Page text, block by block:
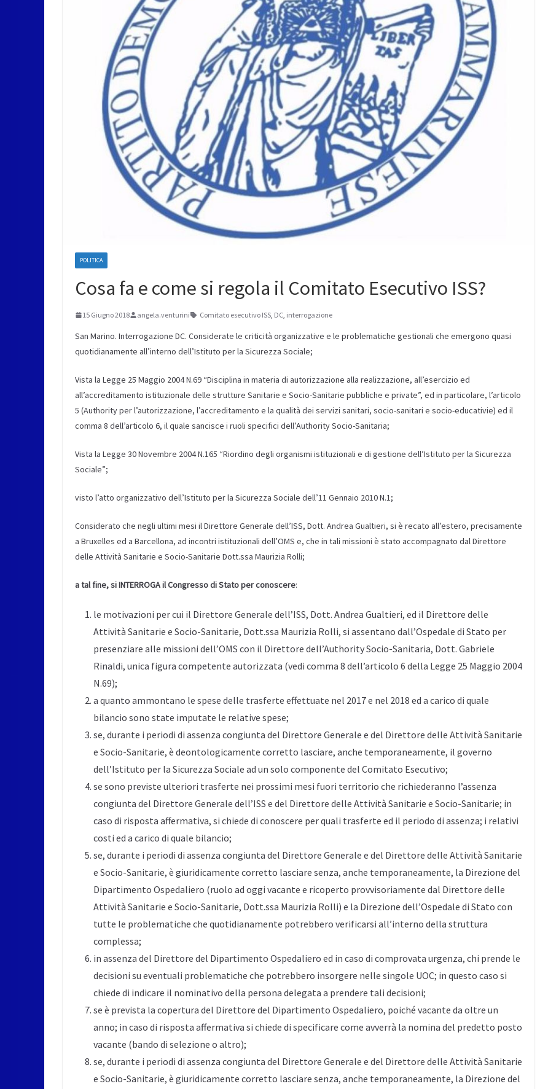
POLITICA
Cosa fa e come si regola il Comitato Esecutivo ISS?
15 Giugno 2018 angela.venturini Comitato esecutivo ISS, DC, interrogazione
San Marino. Interrogazione DC. Considerate le criticità organizzative e le problematiche gestionali che emergono quasi
quotidianamente all’interno dell’Istituto per la Sicurezza Sociale;
Vista la Legge 25 Maggio 2004 N.69 “Disciplina in materia di autorizzazione alla realizzazione, all’esercizio ed
all’accreditamento istituzionale delle strutture Sanitarie e Socio-Sanitarie pubbliche e private”, ed in particolare, l’articolo
5 (Authority per l’autorizzazione, l’accreditamento e la qualità dei servizi sanitari, socio-sanitari e socio-educativie) ed il
comma 8 dell’articolo 6, il quale sancisce i ruoli specifici dell’Authority Socio-Sanitaria;
Vista la Legge 30 Novembre 2004 N.165 “Riordino degli organismi istituzionali e di gestione dell’Istituto per la Sicurezza
Sociale”;
visto l’atto organizzativo dell’Istituto per la Sicurezza Sociale dell’11 Gennaio 2010 N.1;
Considerato che negli ultimi mesi il Direttore Generale dell’ISS, Dott. Andrea Gualtieri, si è recato all’estero, precisamente
a Bruxelles ed a Barcellona, ad incontri istituzionali dell’OMS e, che in tali missioni è stato accompagnato dal Direttore
delle Attività Sanitarie e Socio-Sanitarie Dott.ssa Maurizia Rolli;
a tal fine, si INTERROGA il Congresso di Stato per conoscere:
le motivazioni per cui il Direttore Generale dell’ISS, Dott. Andrea Gualtieri, ed il Direttore delle
Attività Sanitarie e Socio-Sanitarie, Dott.ssa Maurizia Rolli, si assentano dall’Ospedale di Stato per
presenziare alle missioni dell’OMS con il Direttore dell’Authority Socio-Sanitaria, Dott. Gabriele
Rinaldi, unica figura competente autorizzata (vedi comma 8 dell’articolo 6 della Legge 25 Maggio 2004
N.69);
a quanto ammontano le spese delle trasferte effettuate nel 2017 e nel 2018 ed a carico di quale
bilancio sono state imputate le relative spese;
se, durante i periodi di assenza congiunta del Direttore Generale e del Direttore delle Attività Sanitarie
e Socio-Sanitarie, è deontologicamente corretto lasciare, anche temporaneamente, il governo
dell’Istituto per la Sicurezza Sociale ad un solo componente del Comitato Esecutivo;
se sono previste ulteriori trasferte nei prossimi mesi fuori territorio che richiederanno l’assenza
congiunta del Direttore Generale dell’ISS e del Direttore delle Attività Sanitarie e Socio-Sanitarie; in
caso di risposta affermativa, si chiede di conoscere per quali trasferte ed il periodo di assenza; i relativi
costi ed a carico di quale bilancio;
se, durante i periodi di assenza congiunta del Direttore Generale e del Direttore delle Attività Sanitarie
e Socio-Sanitarie, è giuridicamente corretto lasciare senza, anche temporaneamente, la Direzione del
Dipartimento Ospedaliero (ruolo ad oggi vacante e ricoperto provvisoriamente dal Direttore delle
Attività Sanitarie e Socio-Sanitarie, Dott.ssa Maurizia Rolli) e la Direzione dell’Ospedale di Stato con
tutte le problematiche che quotidianamente potrebbero verificarsi all’interno della struttura
complessa;
in assenza del Direttore del Dipartimento Ospedaliero ed in caso di comprovata urgenza, chi prende le
decisioni su eventuali problematiche che potrebbero insorgere nelle singole UOC; in questo caso si
chiede di indicare il nominativo della persona delegata a prendere tali decisioni;
se è prevista la copertura del Direttore del Dipartimento Ospedaliero, poiché vacante da oltre un
anno; in caso di risposta affermativa si chiede di specificare come avverrà la nomina del predetto posto
vacante (bando di selezione o altro);
se, durante i periodi di assenza congiunta del Direttore Generale e del Direttore delle Attività Sanitarie
e Socio-Sanitarie, è giuridicamente corretto lasciare senza, anche temporaneamente, la Direzione del